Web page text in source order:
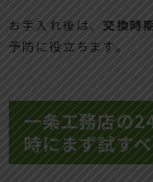
お手入れ後は、 交換時
予防に役立ちます。
一条工務店の
時にまず試す